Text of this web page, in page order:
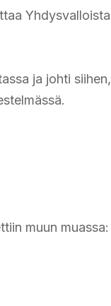
Yhdysvalloista
ja johti siihen,
muun muassa: